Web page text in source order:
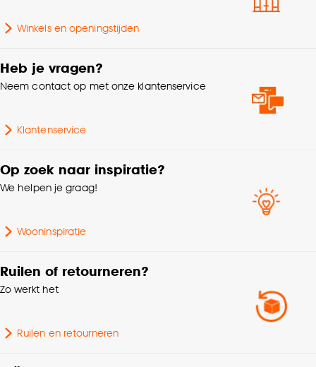
Winkels en openingstijden
Heb je vragen?
Neem contact op met onze klantenservice
Klantenservice
Op zoek naar inspiratie?
We helpen je graag!
Wooninspiratie
Ruilen of retourneren?
Zo werkt het
Ruilen en retourneren